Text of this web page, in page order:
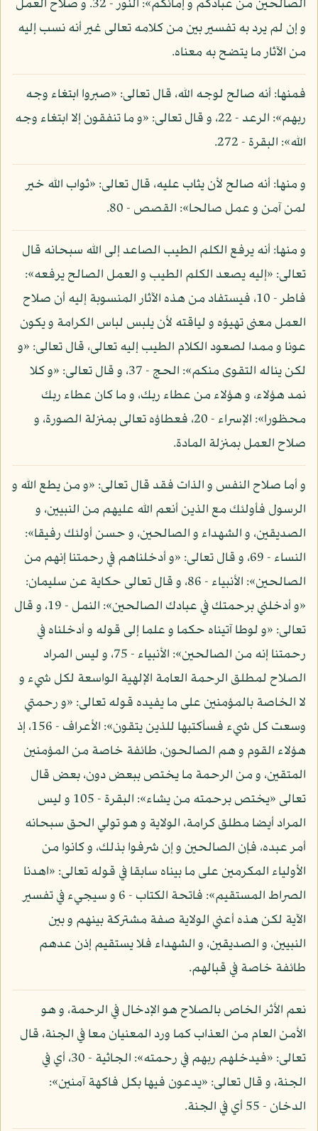
الصالحين من عبادكم و إمائكم»: النور - 32. و صلاح العمل
و إن لم يرد به تفسير بين من كلامه تعالى غير أنه نسب إليه
من الآثار ما يتضح به معناه.
فمنها: أنه صالح لوجه الله، قال تعالى: «صبروا ابتغاء وجه
ربهم»: الرعد - 22، و قال تعالى: «و ما تنفقون إلا ابتغاء وجه
الله»: البقرة - 272.
و منها: أنه صالح لأن يثاب عليه، قال تعالى: «ثواب الله خير
لمن آمن و عمل صالحا»: القصص - 80.
و منها: أنه يرفع الكلم الطيب الصاعد إلى الله سبحانه قال
تعالى: «إليه يصعد الكلم الطيب و العمل الصالح يرفعه»:
فاطر - 10، فيستفاد من هذه الآثار المنسوبة إليه أن صلاح
العمل معنى تهيؤه و لياقته لأن يلبس لباس الكرامة و يكون
عونا و ممدا لصعود الكلام الطيب إليه تعالى، قال تعالى: «و
لكن يناله التقوى منكم»: الحج - 37، و قال تعالى: «و كلا
نمد هؤلاء، و هؤلاء من عطاء ربك، و ما كان عطاء ربك
محظورا»: الإسراء - 20، فعطاؤه تعالى بمنزلة الصورة، و
صلاح العمل بمنزلة المادة.
و أما صلاح النفس و الذات فقد قال تعالى: «و من يطع الله و
الرسول فأولئك مع الذين أنعم الله عليهم من النبيين، و
الصديقين، و الشهداء و الصالحين، و حسن أولئك رفيقا»:
النساء - 69، و قال تعالى: «و أدخلناهم في رحمتنا إنهم من
الصالحين»: الأنبياء - 86، و قال تعالى حكاية عن سليمان:
«و أدخلني برحمتك في عبادك الصالحين»: النمل - 19، و قال
تعالى: «و لوطا آتيناه حكما و علما إلى قوله و أدخلناه في
رحمتنا إنه من الصالحين»: الأنبياء - 75، و ليس المراد
الصلاح لمطلق الرحمة العامة الإلهية الواسعة لكل شيء و
لا الخاصة بالمؤمنين على ما يفيده قوله تعالى: «و رحمتي
وسعت كل شيء فسأكتبها للذين يتقون»: الأعراف - 156، إذ
هؤلاء القوم و هم الصالحون، طائفة خاصة من المؤمنين
المتقين، و من الرحمة ما يختص ببعض دون، بعض قال
تعالى «يختص برحمته من يشاء»: البقرة - 105 و ليس
المراد أيضا مطلق كرامة، الولاية و هو تولي الحق سبحانه
أمر عبده، فإن الصالحين و إن شرفوا بذلك، و كانوا من
الأولياء المكرمين على ما بيناه سابقا في قوله تعالى: «اهدنا
الصراط المستقيم»: فاتحة الكتاب - 6 و سيجيء في تفسير
الآية لكن هذه أعني الولاية صفة مشتركة بينهم و بين
النبيين، و الصديقين، و الشهداء فلا يستقيم إذن عدهم
طائفة خاصة في قبالهم.
نعم الأثر الخاص بالصلاح هو الإدخال في الرحمة، و هو
الأمن العام من العذاب كما ورد المعنيان معا في الجنة، قال
تعالى: «فيدخلهم ربهم في رحمته»: الجاثية - 30، أي في
الجنة، و قال تعالى: «يدعون فيها بكل فاكهة آمنين»:
الدخان - 55 أي في الجنة.